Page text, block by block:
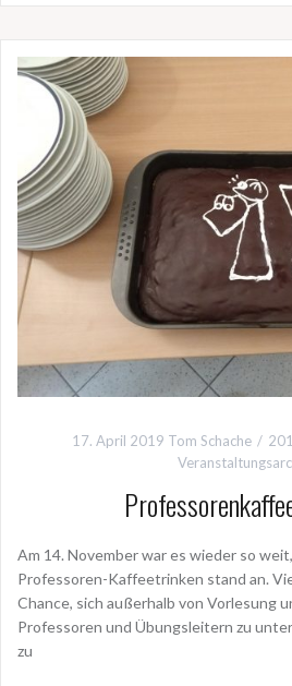
17. April 2019 Tom Schache
Am 14. November war es wieder so
Professoren-Kaffeetrinken stand an.
Chance, sich außerhalb von Vorlesung
Professoren und Übungsleitern zu
zu